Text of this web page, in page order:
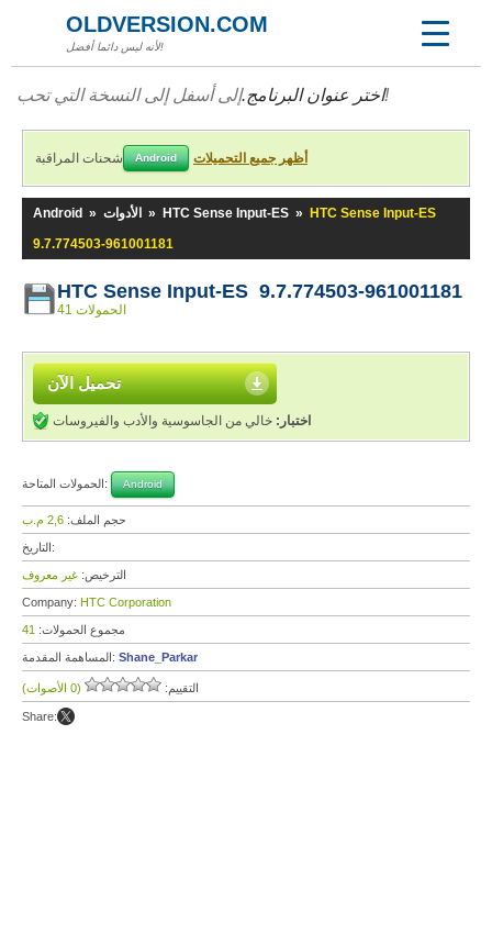
OLDVERSION.COM
لأنه ليس دائما أفضل!
اختر عنوان البرنامج.إلى أسفل إلى النسخة التي تحب!
شحنات المراقبة Android أظهر جميع التحميلات
Android » الأدوات » HTC Sense Input-ES »
HTC Sense Input-ES
9.7.774503-961001181
HTC Sense Input-ES 9.7.774503-961001181
41 الحمولات
تحميل الآن
اختبار: خالي من الجاسوسية والأدب والفيروسات
الحمولات المتاحة: Android
حجم الملف: 2,6 م.ب
التاريخ:
الترخيص: غير معروف
Company: HTC Corporation
مجموع الحمولات: 41
المساهمة المقدمة: Shane_Parkar
التقييم: (0 الأصوات)
Share: